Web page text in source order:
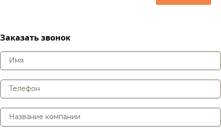
Заказать звонок